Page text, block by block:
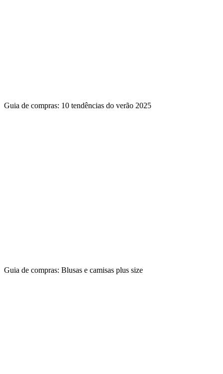
Guia de compras: 10 tendências do verão 2025
Guia de compras: Blusas e camisas plus size